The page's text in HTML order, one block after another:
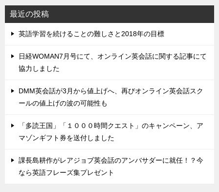
最近の投稿
英語学習を続けることの難しさと2018年の目標
日経WOMAN7月号にて、オンライン英会話に関する記事にて
協力しました
DMM英会話が3月から値上げへ、再びオンライン英会話スク
ールの値上げの波の可能性も
「多読王国」「１０００時間クエスト」のキャンペーン、ア
マゾンギフト券を送付しました
課長島耕作がレアジョブ英会話のアンバサダーに就任！？今
なら英語フレーズ集プレゼント